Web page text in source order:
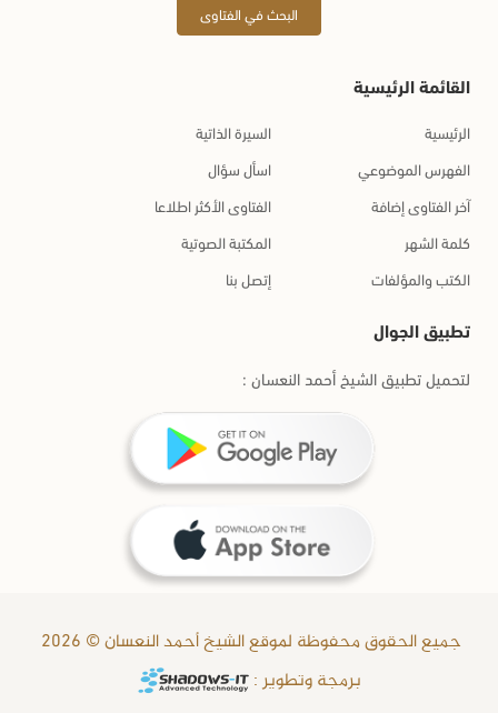
البحث في الفتاوى
القائمة الرئيسية
الرئيسية
السيرة الذاتية
الفهرس الموضوعي
اسأل سؤال
آخر الفتاوى إضافة
الفتاوى الأكثر اطلاعا
كلمة الشهر
المكتبة الصوتية
الكتب والمؤلفات
إتصل بنا
تطبيق الجوال
لتحميل تطبيق الشيخ أحمد النعسان :
جميع الحقوق محفوظة لموقع الشيخ أحمد النعسان © 2026
برمجة وتطوير :